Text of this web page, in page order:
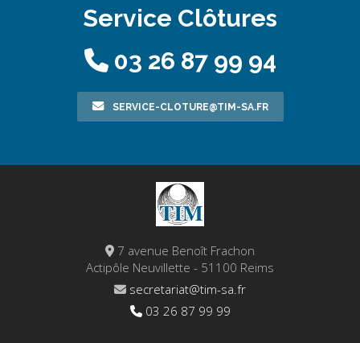
Service Clôtures
03 26 87 99 94
SERVICE-CLOTURE@TIM-SA.FR
7 avenue Benoît Frachon
Actipôle Neuvillette - 51100 Reims
secretariat@tim-sa.fr
03 26 87 99 99